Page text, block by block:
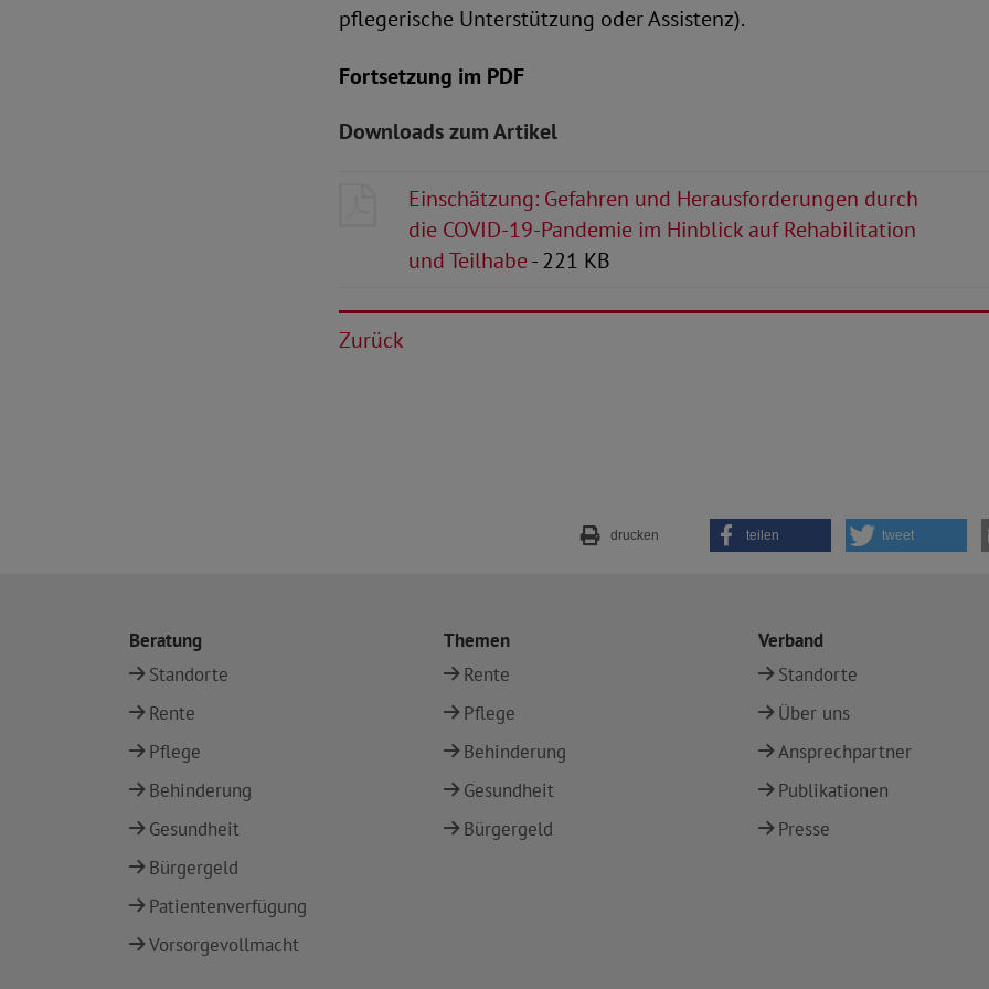
pflegerische Unterstützung oder Assistenz).
Fortsetzung im PDF
Downloads zum Artikel
Einschätzung: Gefahren und Herausforderungen durch
die COVID-19-Pandemie im Hinblick auf Rehabilitation
und Teilhabe- 221 KB
Zurück
drucken teilen tweet
Beratung
Standorte
Rente
Pflege
Behinderung
Gesundheit
Bürgergeld
Patientenverfügung
Vorsorgevollmacht
Themen
Rente
Pflege
Behinderung
Gesundheit
Bürgergeld
Verband
Standorte
Über uns
Ansprechpartner
Publikationen
Presse